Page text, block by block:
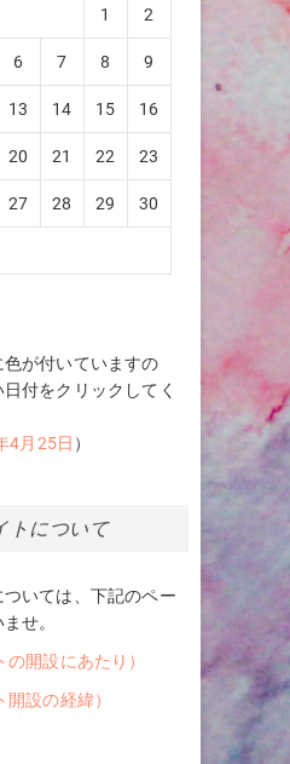
1 2
6 7 8 9
13 14 15 16
20 21 22 23
27 28 29 30
が付いていますの
付をクリックしてく
4月25日 ）
トについて
いては、下記のペー
せ。
の開設にあたり）
開設の経緯）